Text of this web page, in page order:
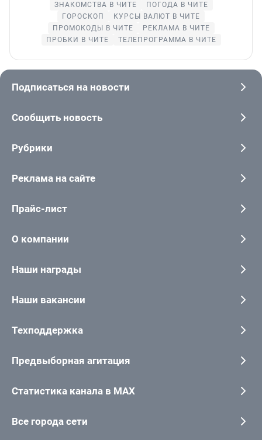
ЗНАКОМСТВА В ЧИТЕ
ПОГОДА В ЧИТЕ
ГОРОСКОП
КУРСЫ ВАЛЮТ В ЧИТЕ
ПРОМОКОДЫ В ЧИТЕ
РЕКЛАМА В ЧИТЕ
ПРОБКИ В ЧИТЕ
ТЕЛЕПРОГРАММА В ЧИТЕ
Подписаться на новости
Сообщить новость
Рубрики
Реклама на сайте
Прайс-лист
О компании
Наши награды
Наши вакансии
Техподдержка
Предвыборная агитация
Статистика канала в MAX
Все города сети